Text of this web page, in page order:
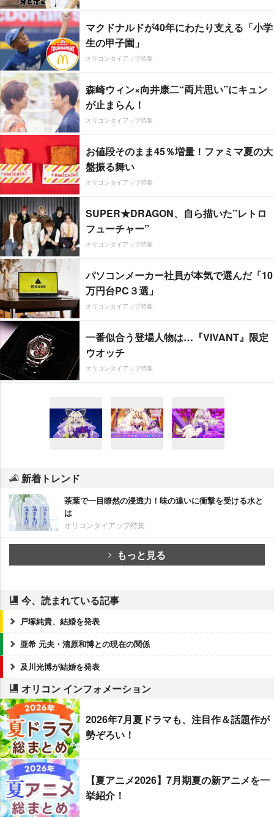
マクドナルドが40年にわたり支える「小学
生の甲子園」
オリコンタイアップ特集
森崎ウィン×向井康二“両片思い”にキュン
が止まらん！
オリコンタイアップ特集
お値段そのまま45％増量！ファミマ夏の大
盤振る舞い
オリコンタイアップ特集
SUPER★DRAGON、自ら描いた”レトロ
フューチャー”
オリコンタイアップ特集
パソコンメーカー社員が本気で選んだ「10
万円台PC３選」
オリコンタイアップ特集
一番似合う登場人物は…『VIVANT』限定
ウオッチ
オリコンタイアップ特集
新着トレンド
茶葉で一目瞭然の浸透力！味の違いに衝撃を受ける水と
は
オリコンタイアップ特集
もっと見る
今、読まれている記事
戸塚純貴、結婚を発表
亜希 元夫・清原和博との現在の関係
及川光博が結婚を発表
オリコン インフォメーション
2026年7月夏ドラマも、注目作＆話題作が
勢ぞろい！
【夏アニメ2026】7月期夏の新アニメを一
挙紹介！